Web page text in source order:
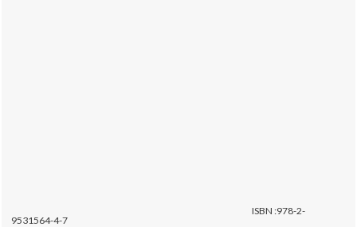
ISBN :978-2-
9531564-4-7